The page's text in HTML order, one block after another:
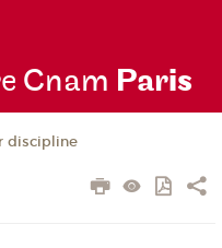
Cnam Paris
discipline